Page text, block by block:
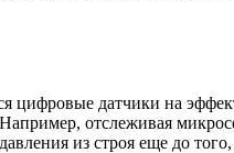
цифровые датчики на
отслеживая
из строя еще до